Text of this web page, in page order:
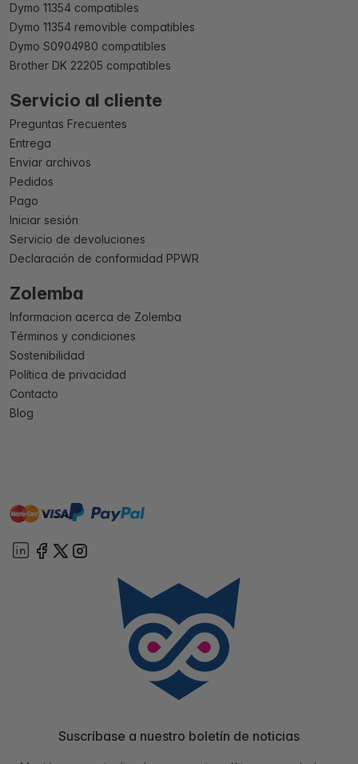
Dymo 11354 compatibles
Dymo 11354 removible compatibles
Dymo S0904980 compatibles
Brother DK 22205 compatibles
Servicio al cliente
Preguntas Frecuentes
Entrega
Enviar archivos
Pedidos
Pago
Iniciar sesión
Servicio de devoluciones
Declaración de conformidad PPWR
Zolemba
Informacion acerca de Zolemba
Términos y condiciones
Sostenibilidad
Política de privacidad
Contacto
Blog
mastervisa paypal
Suscríbase a nuestro boletín de noticias